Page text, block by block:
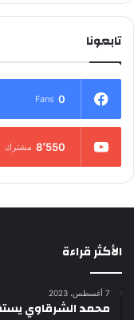
تابعونا
0
Fans
8٬550 مشترك
الأكثر قراءة
7 أغسطس، 2023
محمد الشرقاوي